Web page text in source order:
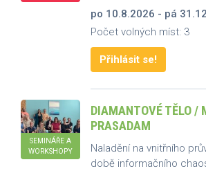
po 10.8.2026 - pá
Počet volných míst: 3
Přihlásit se!
SEMINÁŘE A
WORKSHOPY
DIAMANTOVÉ TĚLO /
PRASADAM
Naladění na vnitřního
době informačního